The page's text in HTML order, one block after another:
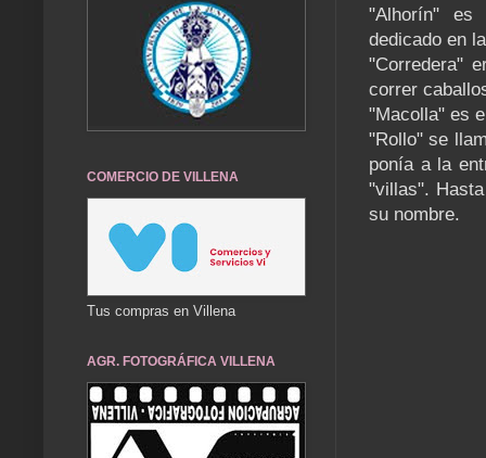
"Alhorín" es
dedicado en
"Corredera"
correr
"Macolla" es
"Rollo" se
ponía a la
"villas".
su nombre.
COMERCIO DE VILLENA
Tus compras en Villena
AGR. FOTOGRÁFICA VILLENA